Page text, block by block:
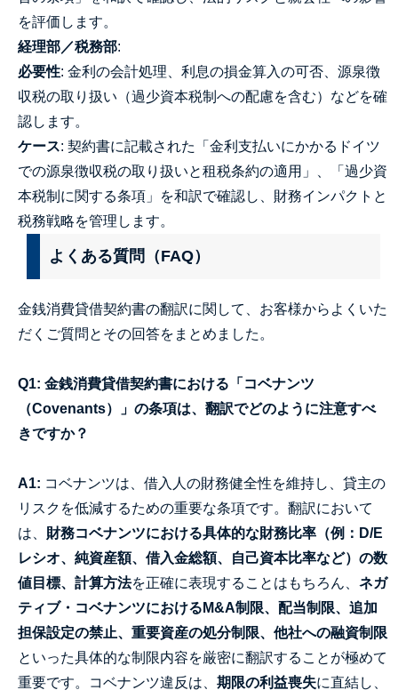
を評価します。
経理部／税務部:
必要性: 金利の会計処理、利息の損金算入の可否、源泉徴
収税の取り扱い（過少資本税制への配慮を含む）などを確
認します。
ケース: 契約書に記載された「金利支払いにかかるドイツ
での源泉徴収税の取り扱いと租税条約の適用」、「過少資
本税制に関する条項」を和訳で確認し、財務インパクトと
税務戦略を管理します。
よくある質問（FAQ）
金銭消費貸借契約書の翻訳に関して、お客様からよくいた
だくご質問とその回答をまとめました。
Q1: 金銭消費貸借契約書における「コベナンツ
（Covenants）」の条項は、翻訳でどのように注意すべ
きですか？
A1: コベナンツは、借入人の財務健全性を維持し、貸主の
リスクを低減するための重要な条項です。翻訳において
は、 財務コベナンツにおける具体的な財務比率（例：D/E
レシオ、純資産額、借入金総額、自己資本比率など）の数
値目標、計算方法を正確に表現することはもちろん、 ネガ
ティブ・コベナンツにおけるM&A制限、配当制限、追加
担保設定の禁止、重要資産の処分制限、他社への融資制限
といった具体的な制限内容を厳密に翻訳することが極めて
重要です。コベナンツ違反は、 期限の利益喪失に直結し、